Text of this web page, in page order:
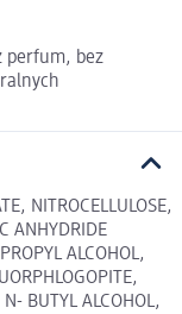
perfum, bez
NITROCELLULOSE,
ANHYDRIDE
ALCOHOL,
N- BUTYL ALCOHOL,